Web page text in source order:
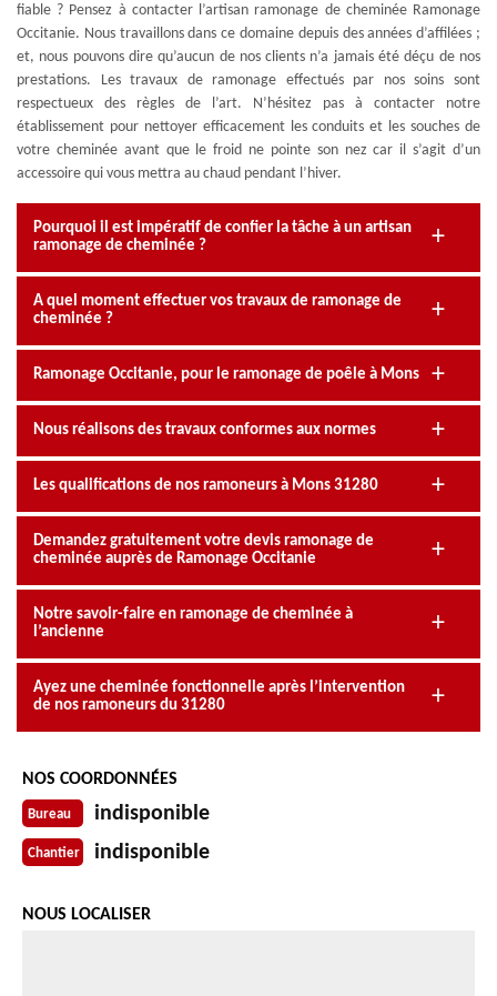
fiable ? Pensez à contacter l’artisan ramonage de cheminée Ramonage
Occitanie. Nous travaillons dans ce domaine depuis des années d’affilées ;
et, nous pouvons dire qu’aucun de nos clients n’a jamais été déçu de nos
prestations. Les travaux de ramonage effectués par nos soins sont
respectueux des règles de l’art. N’hésitez pas à contacter notre
établissement pour nettoyer efficacement les conduits et les souches de
votre cheminée avant que le froid ne pointe son nez car il s’agit d’un
accessoire qui vous mettra au chaud pendant l’hiver.
Pourquoi il est impératif de confier la tâche à un artisan
ramonage de cheminée ?
A quel moment effectuer vos travaux de ramonage de
cheminée ?
Ramonage Occitanie, pour le ramonage de poêle à Mons
Nous réalisons des travaux conformes aux normes
Les qualifications de nos ramoneurs à Mons 31280
Demandez gratuitement votre devis ramonage de
cheminée auprès de Ramonage Occitanie
Notre savoir-faire en ramonage de cheminée à
l’ancienne
Ayez une cheminée fonctionnelle après l’intervention
de nos ramoneurs du 31280
NOS COORDONNÉES
Bureau indisponible
Chantier indisponible
NOUS LOCALISER